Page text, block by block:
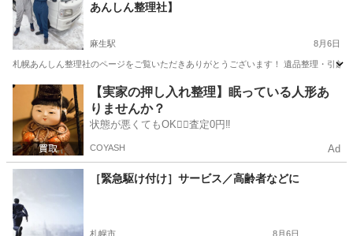
あんしん整理社】
麻生駅 8月6日
札幌あんしん整理社のページをご覧いただきありがとうございます！ 遺品整理・引
北海道 札幌市 麻生駅 便利屋 無料
【実家の押し入れ整理】眠っている人形あ
りませんか？
状態が悪くてもOK🙆‍♀️査定0円‼️
COYASH Ad
［緊急駆け付け］サービス／高齢者などに
札幌市 8月6日